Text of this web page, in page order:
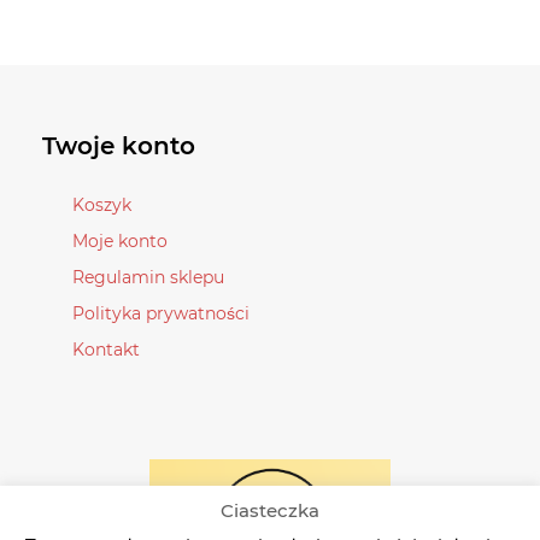
na
Twoje konto
Koszyk
Moje konto
Regulamin sklepu
Polityka prywatności
Kontakt
Ciasteczka